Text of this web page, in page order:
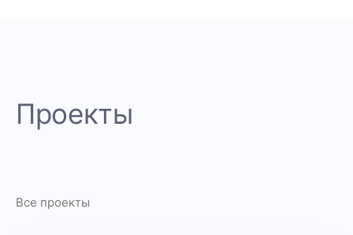
Проекты
Все проекты